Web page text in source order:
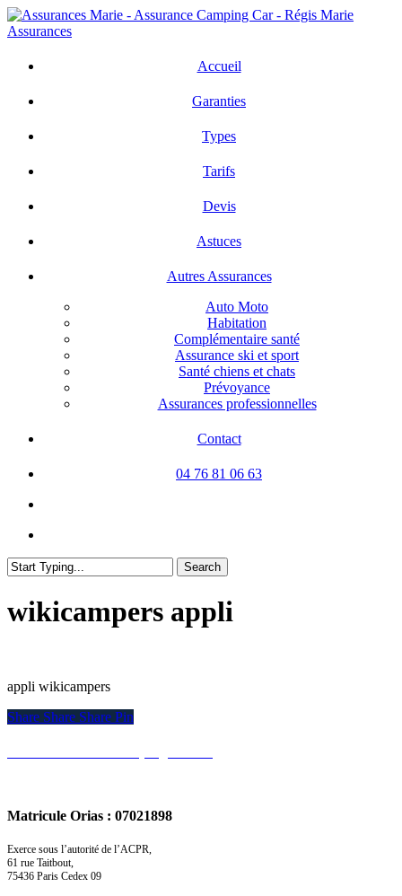
Skip
to
content
Accueil
Garanties
Types
Tarifs
Devis
Astuces
Autres Assurances
Auto Moto
Habitation
Complémentaire santé
Assurance ski et sport
Santé chiens et chats
Prévoyance
Assurances professionnelles
Contact
04 76 81 06 63
Search
Search
wikicampers appli
appli wikicampers
Share
Share Share Share Pin
Matricule Orias : 07021898
Exerce sous l’autorité de l’ACPR,
61 rue Taitbout,
75436 Paris Cedex 09